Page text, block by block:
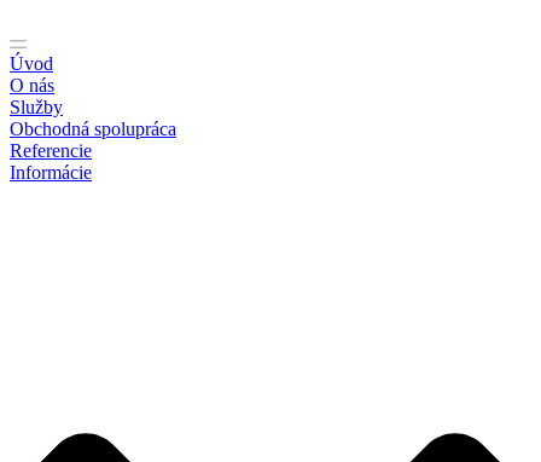
na
obsah
Úvod
O nás
Služby
Obchodná spolupráca
Referencie
Informácie